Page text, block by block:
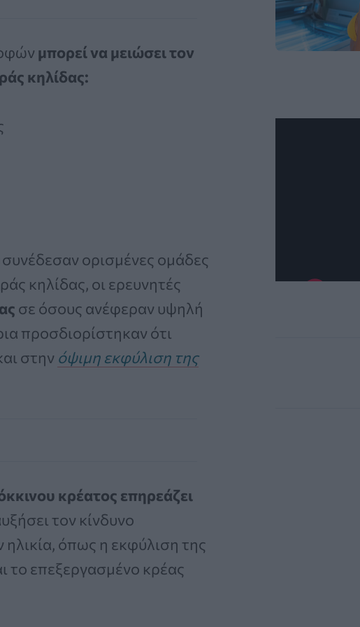
μπορεί να μειώσει τον
κηλίδας:
ορισμένες ομάδες
κηλίδας, οι ερευνητές
σε όσους ανέφεραν υψηλή
προσδιορίστηκαν ότι
στην όψιμη εκφύλιση της
κρέατος επηρεάζει
τον κίνδυνο
όπως η εκφύλιση της
το επεξεργασμένο κρέας